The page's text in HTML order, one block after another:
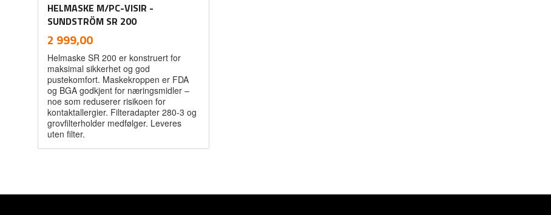
HELMASKE M/PC-VISIR -
SUNDSTRÖM SR 200
Pris
2 999,00mva.
Helmaske SR 200 er konstruert for
maksimal sikkerhet og god
pustekomfort. Maskekroppen er FDA
og BGA godkjent for næringsmidler –
noe som reduserer risikoen for
kontaktallergier. Filteradapter 280-3 og
grovfilterholder medfølger. Leveres
uten filter.